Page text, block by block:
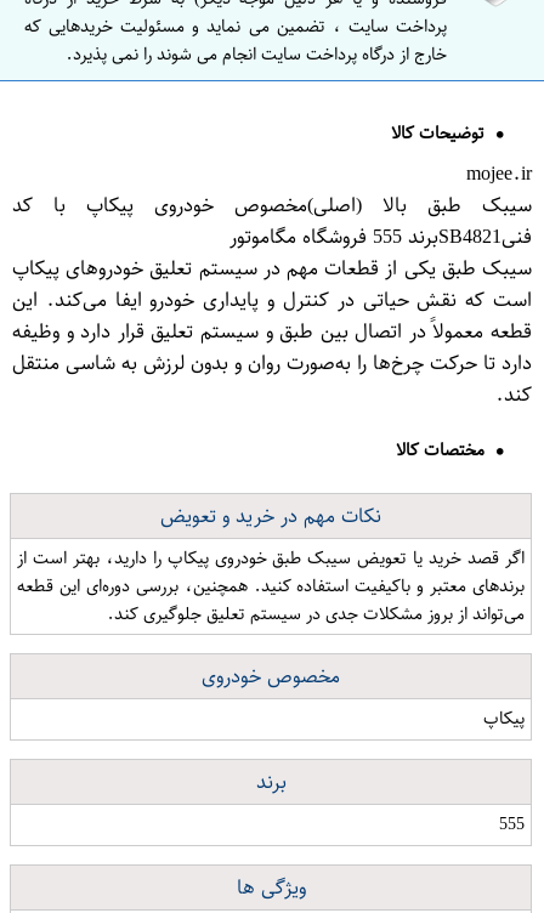
پرداخت سایت ، تضمین می نماید و مسئولیت خریدهایی که
خارج از درگاه پرداخت سایت انجام می شوند را نمی پذیرد.
توضیحات کالا
mojee.ir
سیبک طبق بالا (اصلی)مخصوص خودروی پیکاپ با کد
فنیSB4821برند 555 فروشگاه مگاموتور
سیبک طبق یکی از قطعات مهم در سیستم تعلیق خودروهای پیکاپ
است که نقش حیاتی در کنترل و پایداری خودرو ایفا می‌کند. این
قطعه معمولاً در اتصال بین طبق و سیستم تعلیق قرار دارد و وظیفه
دارد تا حرکت چرخ‌ها را به‌صورت روان و بدون لرزش به شاسی منتقل
کند.
مختصات کالا
نکات مهم در خرید و تعویض
اگر قصد خرید یا تعویض سیبک طبق خودروی پیکاپ را دارید، بهتر است از
برندهای معتبر و باکیفیت استفاده کنید. همچنین، بررسی دوره‌ای این قطعه
می‌تواند از بروز مشکلات جدی در سیستم تعلیق جلوگیری کند.
مخصوص خودروی
پیکاپ
برند
555
ویژگی ها